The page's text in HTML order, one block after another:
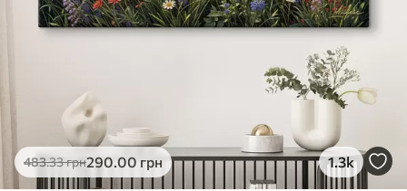
483.33грн290.00 грн 1.3k